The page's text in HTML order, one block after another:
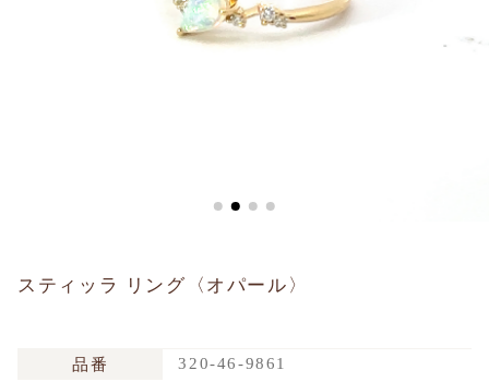
スティッラ リング〈オパール〉
品番 320-46-9861